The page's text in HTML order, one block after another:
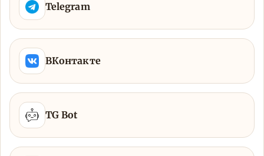
Telegram
ВКонтакте
TG Bot